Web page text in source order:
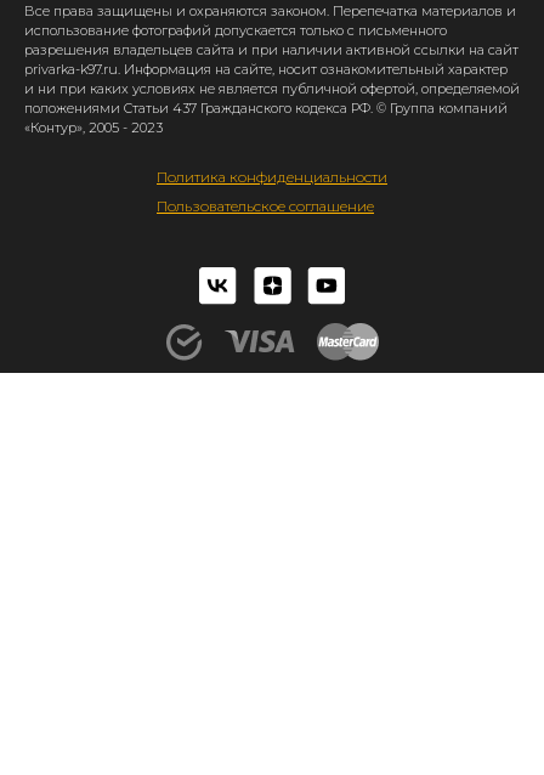
Все права защищены и охраняются законом. Перепечатка материалов и
использование фотографий допускается только с письменного
разрешения владельцев сайта и при наличии активной ссылки на сайт
privarka-k97.ru. Информация на сайте, носит ознакомительный характер
и ни при каких условиях не является публичной офертой, определяемой
положениями Статьи 437 Гражданского кодекса РФ. © Группа компаний
«Контур», 2005 - 2023
Политика конфиденциальности
Пользовательское соглашение